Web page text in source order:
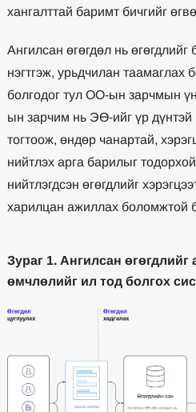
хангалттай баримт бичгийг
Ангилсан өгөгдөл нь өгөгдлийг
нэгтгэж, урьдчилан таамаглах
болгодог тул OO-ын зарчмын
ын зарчим нь ЭӨ-ийг үр дүнтэй
тогтоож, өндөр чанартай,
нийтлэх арга барилыг
нийтлэгдсэн өгөгдлийг
харилцан ажиллах боломжтой
Зураг 1. Ангилсан
өмчлөлийг ил тод болгох